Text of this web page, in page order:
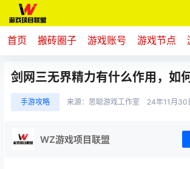
首页 搬砖圈子 游戏账号 游戏节点
剑网三无界精力有什么作用，如
手游攻略 来源： 思聪游戏工作室 24年11月30
WZ游戏项目联盟